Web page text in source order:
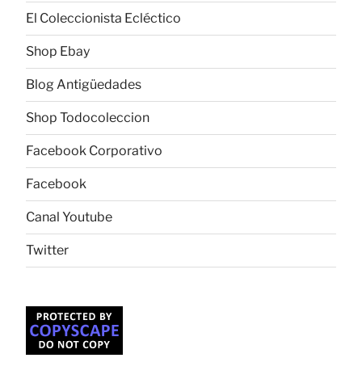
El Coleccionista Ecléctico
Shop Ebay
Blog Antigüedades
Shop Todocoleccion
Facebook Corporativo
Facebook
Canal Youtube
Twitter